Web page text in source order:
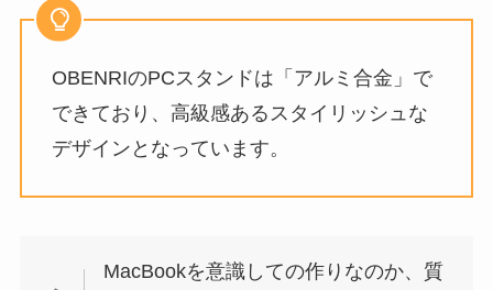
OBENRIのPCスタンドは「アルミ合金」で
できており、高級感あるスタイリッシュな
デザインとなっています。
MacBookを意識しての作りなのか、質